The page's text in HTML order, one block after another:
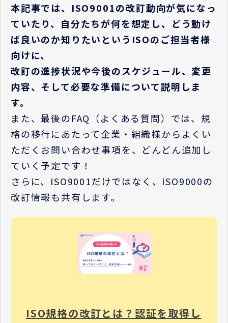
本記事では、 ISO9001の改訂動向が気になっ
ていたり、自分たちが何を想定し、どう動け
ば良いのか知りたいというISOのご担当者様
向けに、
改訂の進捗状況や今後のスケジュール、変更
内容、そして必要な準備について説明しま
す。
また、最後のFAQ（よくある質問）では、規
格の移行にあたって企業・組織様からよくい
ただくお問い合わせ事項を、どんどん追加し
ていく予定です！
さらに、ISO9001だけではなく、ISO9000の
改訂情報も共有します。
ISO規格の改訂とは？認証を取得し